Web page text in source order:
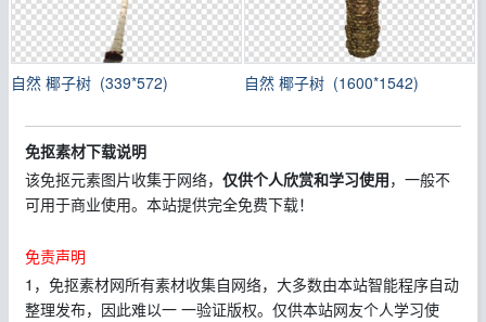
自然 椰子树 (339*572) 自然 椰子树 (1600*1542)
免抠素材下载说明
该免抠元素图片收集于网络，仅供个人欣赏和学习使用，一般不
可用于商业使用。本站提供完全免费下载！
免责声明
1，免抠素材网所有素材收集自网络，大多数由本站智能程序自动
整理发布，因此难以一 一验证版权。仅供本站网友个人学习使